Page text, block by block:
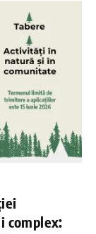
complex: